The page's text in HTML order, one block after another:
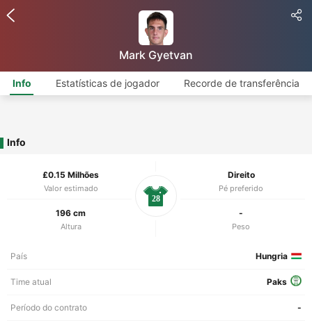
Mark Gyetvan
Info Estatísticas de jogador Recorde de transferência
Info
£0.15 Milhões
Valor estimado
Direito
Pé preferido
196 cm
Altura
-
Peso
28
País Hungria
Time atual Paks
Período do contrato -